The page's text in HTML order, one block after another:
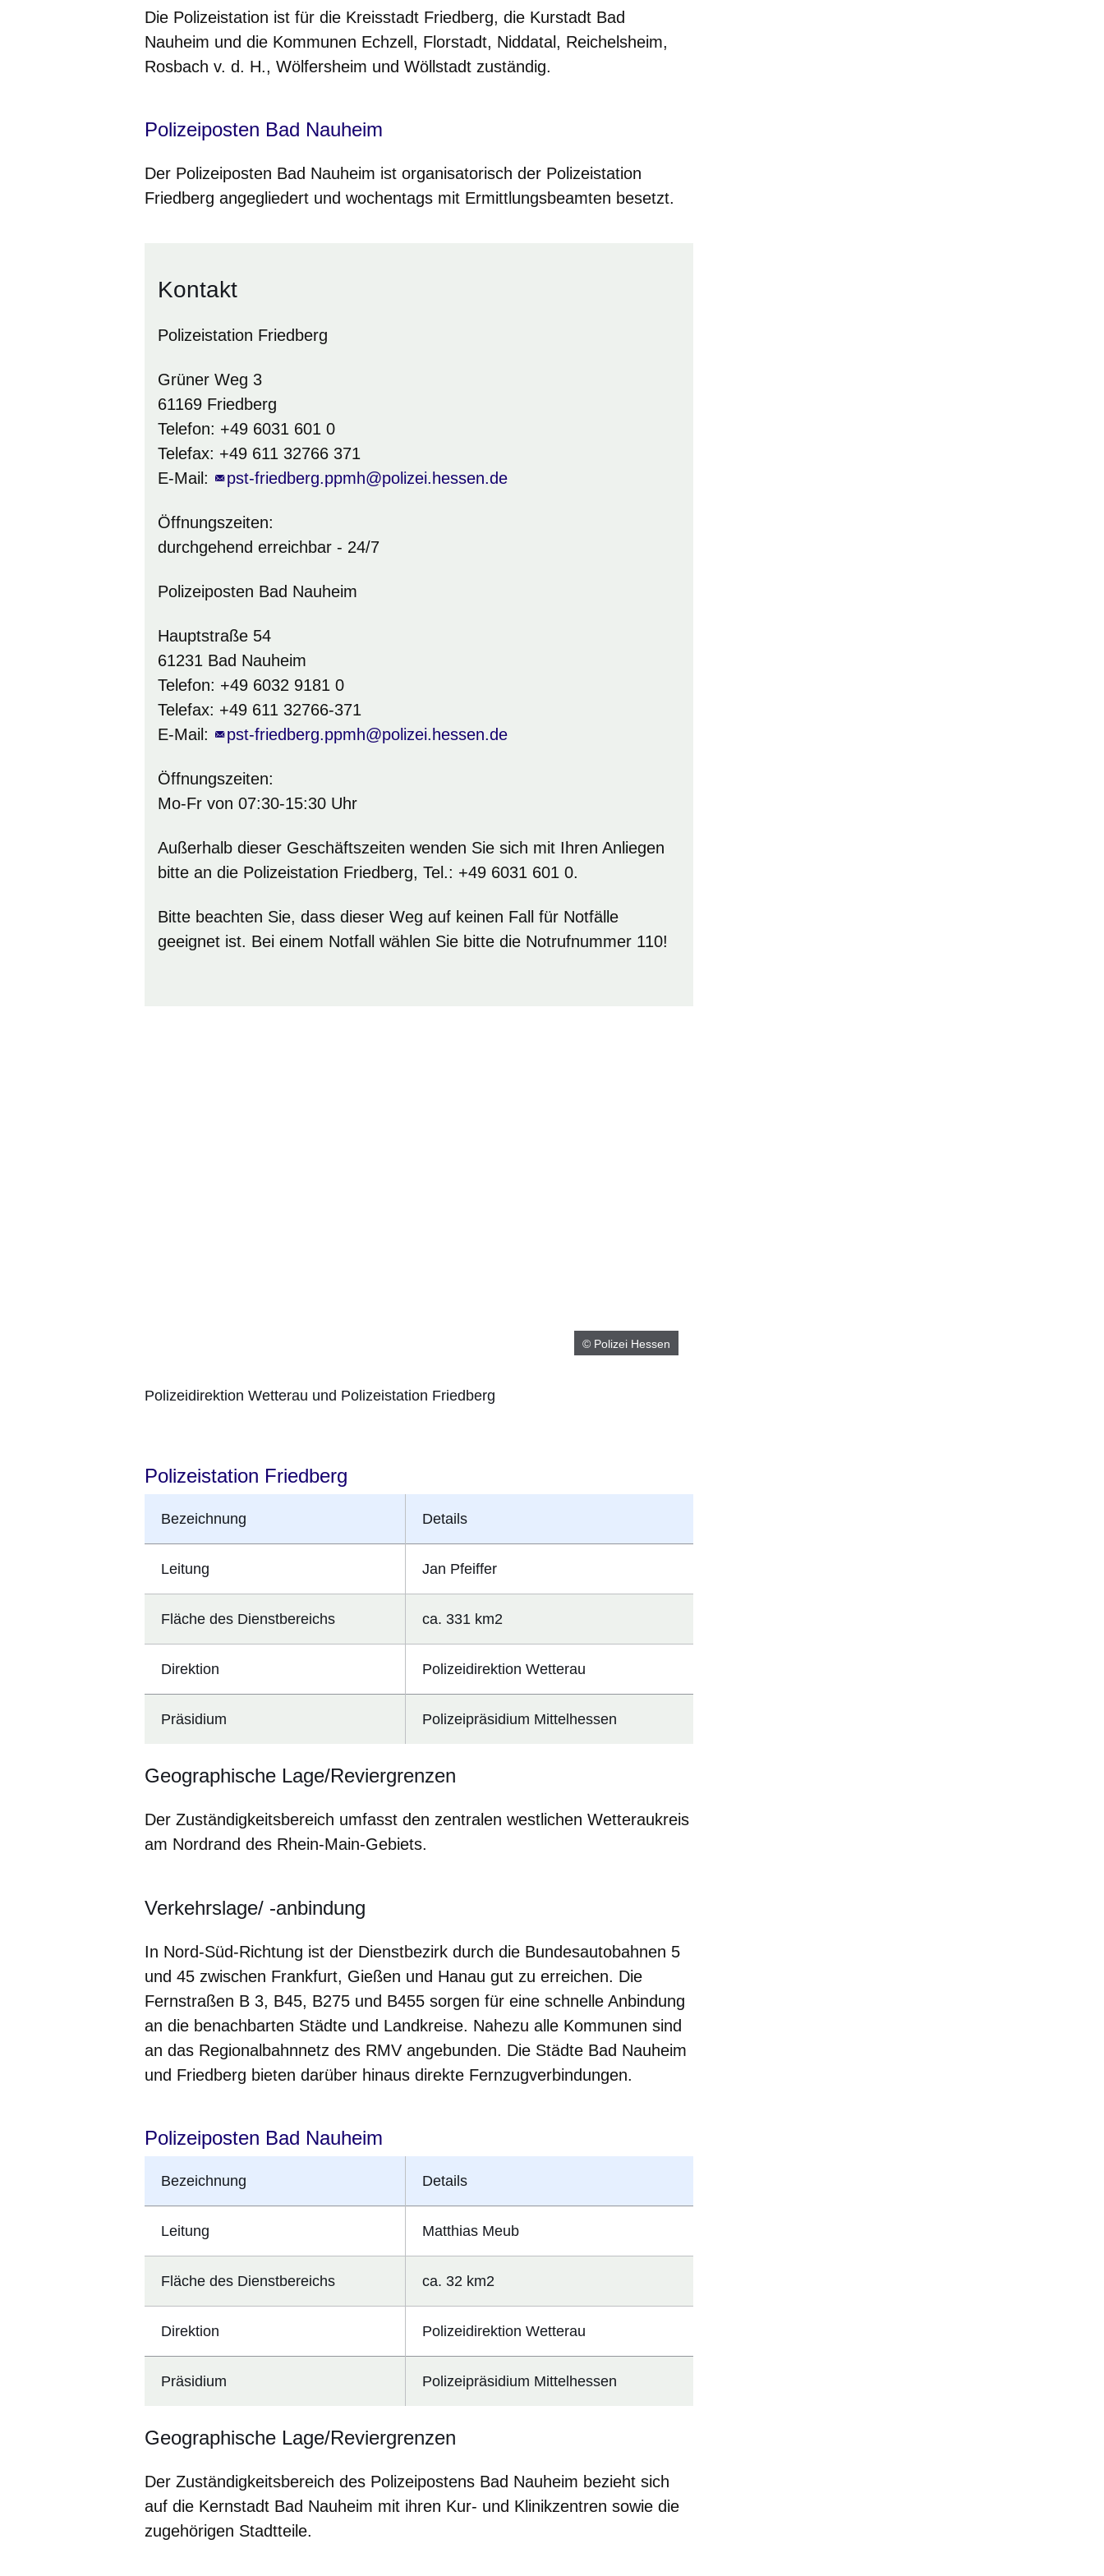
Die Polizeistation ist für die Kreisstadt Friedberg, die Kurstadt Bad
Nauheim und die Kommunen Echzell, Florstadt, Niddatal, Reichelsheim,
Rosbach v. d. H., Wölfersheim und Wöllstadt zuständig.
Polizeiposten Bad Nauheim
Der Polizeiposten Bad Nauheim ist organisatorisch der Polizeistation
Friedberg angegliedert und wochentags mit Ermittlungsbeamten besetzt.
Kontakt
Polizeistation Friedberg
Grüner Weg 3
61169 Friedberg
Telefon: +49 6031 601 0
Telefax: +49 611 32766 371
E-Mail:
pst-friedberg.ppmh@polizei.hessen.de
Öffnungszeiten:
durchgehend erreichbar - 24/7
Polizeiposten Bad Nauheim
Hauptstraße 54
61231 Bad Nauheim
Telefon: +49 6032 9181 0
Telefax: +49 611 32766-371
E-Mail:
pst-friedberg.ppmh@polizei.hessen.de
Öffnungszeiten:
Mo-Fr von 07:30-15:30 Uhr
Außerhalb dieser Geschäftszeiten wenden Sie sich mit Ihren Anliegen
bitte an die Polizeistation Friedberg, Tel.: +49 6031 601 0.
Bitte beachten Sie, dass dieser Weg auf keinen Fall für Notfälle
geeignet ist. Bei einem Notfall wählen Sie bitte die Notrufnummer 110!
© Polizei Hessen
Polizeidirektion Wetterau und Polizeistation Friedberg
Polizeistation Friedberg
Bezeichnung Details
Leitung Jan Pfeiffer
Fläche des Dienstbereichs ca. 331 km2
Direktion Polizeidirektion Wetterau
Präsidium Polizeipräsidium Mittelhessen
Geographische Lage/Reviergrenzen
Der Zuständigkeitsbereich umfasst den zentralen westlichen Wetteraukreis
am Nordrand des Rhein-Main-Gebiets.
Verkehrslage/ -anbindung
In Nord-Süd-Richtung ist der Dienstbezirk durch die Bundesautobahnen 5
und 45 zwischen Frankfurt, Gießen und Hanau gut zu erreichen. Die
Fernstraßen B 3, B45, B275 und B455 sorgen für eine schnelle Anbindung
an die benachbarten Städte und Landkreise. Nahezu alle Kommunen sind
an das Regionalbahnnetz des RMV angebunden. Die Städte Bad Nauheim
und Friedberg bieten darüber hinaus direkte Fernzugverbindungen.
Polizeiposten Bad Nauheim
Bezeichnung Details
Leitung Matthias Meub
Fläche des Dienstbereichs ca. 32 km2
Direktion Polizeidirektion Wetterau
Präsidium Polizeipräsidium Mittelhessen
Geographische Lage/Reviergrenzen
Der Zuständigkeitsbereich des Polizeipostens Bad Nauheim bezieht sich
auf die Kernstadt Bad Nauheim mit ihren Kur- und Klinikzentren sowie die
zugehörigen Stadtteile.